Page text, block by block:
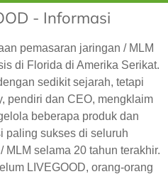
- Informasi
pemasaran jaringan / MLM
di Florida di Amerika Serikat.
sedikit sejarah, tetapi
pendiri dan CEO, mengklaim
beberapa produk dan
paling sukses di seluruh
MLM selama 20 tahun terakhir.
LIVEGOOD, orang-orang